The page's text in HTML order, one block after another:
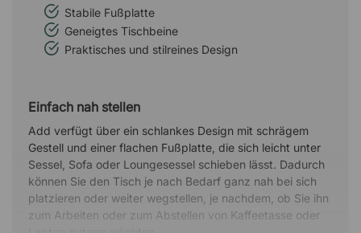
Stabile Fußplatte
Geneigtes Tischbeine
Praktisches und stilreines Design
Einfach nah stellen
Add verfügt über ein schlankes Design mit schrägem
Gestell und einer flachen Fußplatte, die sich leicht unter
Sessel, Sofa oder Loungesessel schieben lässt. Dadurch
können Sie den Tisch je nach Bedarf ganz nah bei sich
platzieren oder weiter wegstellen, je nachdem, ob Sie ihn
zum Arbeiten oder zum Abstellen von Kaffeetasse oder